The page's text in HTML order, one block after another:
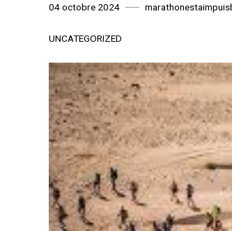
04 octobre 2024
UNCATEGORIZED